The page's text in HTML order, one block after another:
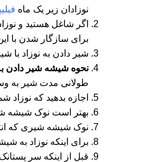
نوزادان زیر یک ماه
اگر شاغل هستید و
برای سازگار شدن با
شیر دادن به نوزاد
نحوه شیشه شیر دادن
طولانی مدت شیر به
اجازه بدهید که نوزاد
بهتر است نوک شیشه
نوک شیشه شیری که
برای اینکه نوزاد به
قبل از اینکه سر